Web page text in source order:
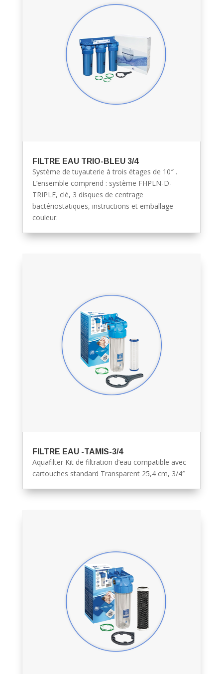
FILTRE EAU TRIO-BLEU 3/4
Système de tuyauterie à trois étages de 10″ .
L’ensemble comprend : système FHPLN-D-
TRIPLE, clé, 3 disques de centrage
bactériostatiques, instructions et emballage
couleur.
FILTRE EAU -TAMIS-3/4
Aquafilter Kit de filtration d’eau compatible avec
cartouches standard Transparent 25,4 cm, 3/4″